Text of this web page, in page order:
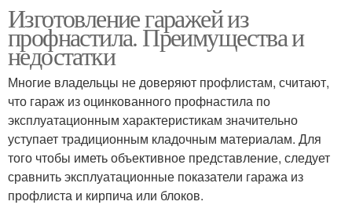
Гараж из профнастила
Изготовление гаражей из
профнастила. Преимущества и
недостатки
Многие владельцы не доверяют профлистам, считают,
что гараж из оцинкованного профнастила по
эксплуатационным характеристикам значительно
уступает традиционным кладочным материалам. Для
того чтобы иметь объективное представление, следует
сравнить эксплуатационные показатели гаража из
профлиста и кирпича или блоков.